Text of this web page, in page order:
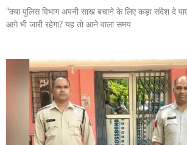
“क्या पुलिस विभाग अपनी साख बचाने के लिए कड़ा संदेश दे
आगे भी जारी रहेगा? यह तो आने वाला समय